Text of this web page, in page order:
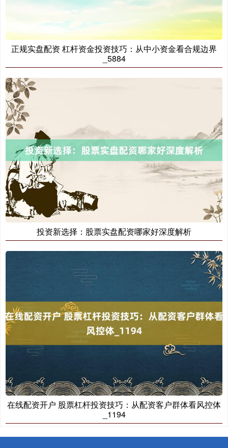
正规实盘配资 杠杆资金投资技巧：从中小资金看合规边界
_5884
投资新选择：股票实盘配资哪家好深度解析
在线配资开户 股票杠杆投资技巧：从配资客户群体看风控体
_1194